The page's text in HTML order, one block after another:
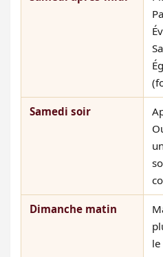
Samedi soir
Dimanche matin